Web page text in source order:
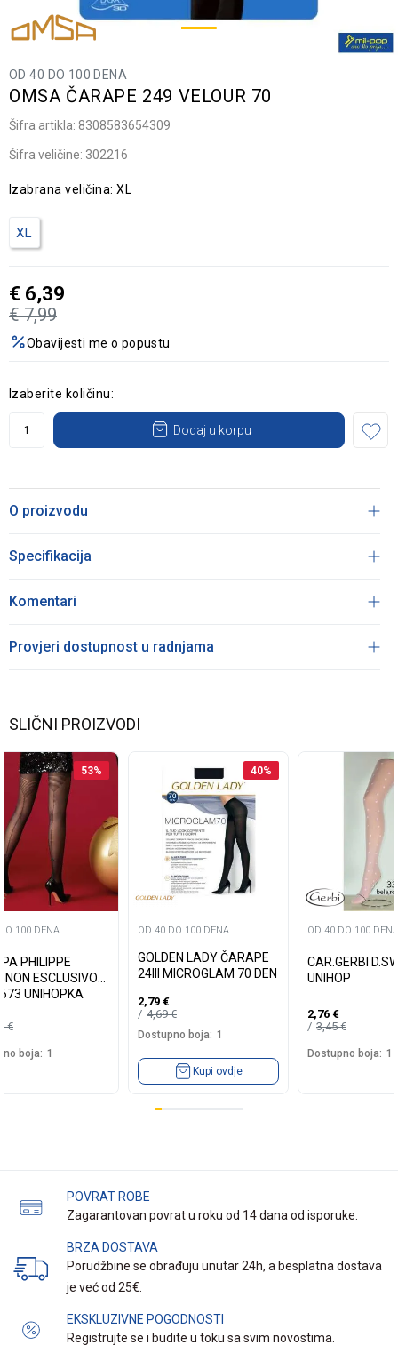
OD 40 DO 100 DENA
OMSA ČARAPE 249 VELOUR 70
Šifra artikla: 8308583654309
Šifra veličine: 302216
Izabrana veličina:XL
XL
€ 7,99
€ 6,39
Obavijesti me o popustu
Izaberite količinu:
Dodaj u korpu
O proizvodu
Specifikacija
Komentari
Provjeri dostupnost u radnjama
SLIČNI PROIZVODI
53%
100 DENA
PHILIPPE
ESCLUSIVO
UNIHOPKA
€
boja: 1
40%
OD 40 DO 100 DENA
GOLDEN LADY ČARAPE
24III MICROGLAM 70 DEN
2,79 €
4,69€
Dostupno boja: 1
Kupi ovdje
OD 40 DO 100 DENA
CAR.GERBI
UNIHOP
2,76 €
3,45€
Dostupno boja: 1
POVRAT ROBE
Zagarantovan povrat u roku od 14 dana od isporuke.
BRZA DOSTAVA
Porudžbine se obrađuju unutar 24h, a besplatna dostava
je već od 25€.
EKSKLUZIVNE POGODNOSTI
Registrujte se i budite u toku sa svim novostima.